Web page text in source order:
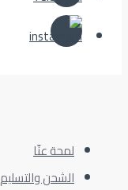
لمحة عنّا
الشحن والتسليم